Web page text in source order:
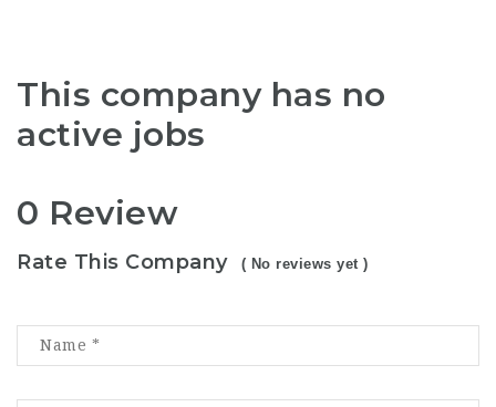
This company has no
active jobs
0 Review
Rate This Company ( No reviews yet )